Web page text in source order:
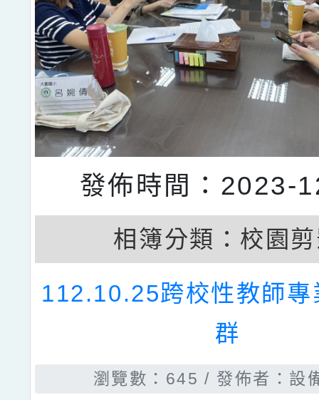
發佈時間：2023-
相簿分類： 校園
112.10.25跨校性教師專
群
瀏覽數：645 發佈者：設